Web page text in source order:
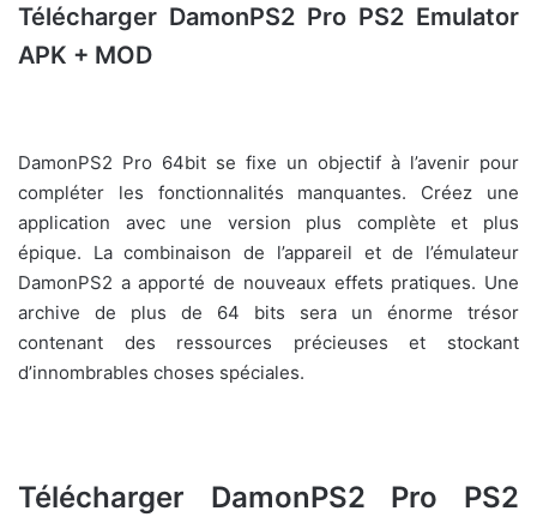
Télécharger DamonPS2 Pro PS2 Emulator
APK + MOD
DamonPS2 Pro 64bit se fixe un objectif à l’avenir pour
compléter les fonctionnalités manquantes. Créez une
application avec une version plus complète et plus
épique. La combinaison de l’appareil et de l’émulateur
DamonPS2 a apporté de nouveaux effets pratiques. Une
archive de plus de 64 bits sera un énorme trésor
contenant des ressources précieuses et stockant
d’innombrables choses spéciales.
Télécharger DamonPS2 Pro PS2